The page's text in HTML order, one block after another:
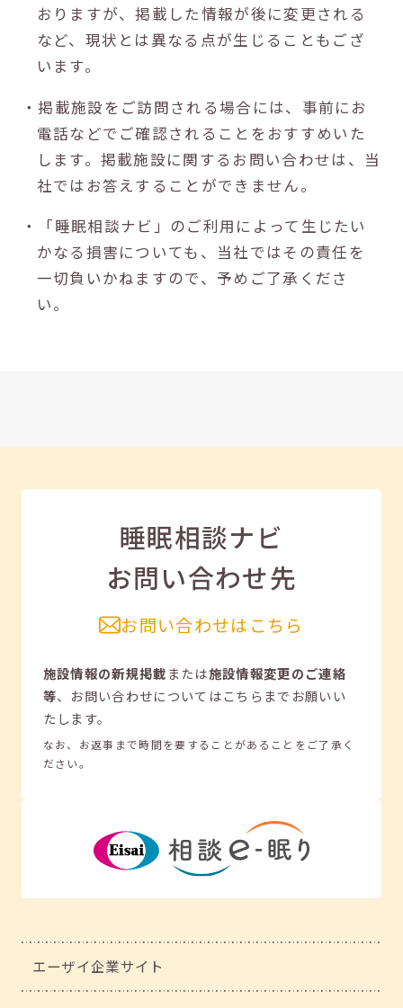
おりますが、掲載した情報が後に変更される
など、現状とは異なる点が生じることもござ
います。
・掲載施設をご訪問される場合には、事前にお
電話などでご確認されることをおすすめいた
します。掲載施設に関するお問い合わせは、当
社ではお答えすることができません。
・「睡眠相談ナビ」のご利用によって生じたい
かなる損害についても、当社ではその責任を
一切負いかねますので、予めご了承くださ
い。
睡眠相談ナビ
お問い合わせ先
お問い合わせはこちら
施設情報の新規掲載または施設情報変更のご連絡
等、 お問い合わせについてはこちらまでお願いい
たします。
なお、お返事まで時間を要することがあることをご了承く
ださい。
エーザイ企業サイト